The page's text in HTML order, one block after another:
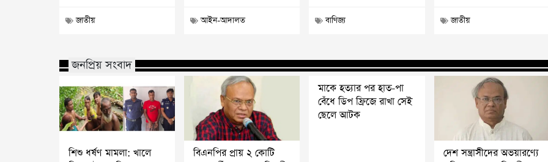
জাতীয় আইন-আদালত বাণিজ্য জাতীয়
জনপ্রিয় সংবাদ
শিশু ধর্ষণ মামলা: খালে
বিএনপির প্রায় ২ কোটি
মাকে হত্যার পর হাত-পা
বেঁধে ডিপ ফ্রিজে রাখা সেই
ছেলে আটক
দেশ সন্ত্রাসীদের অভয়ারণ্যে